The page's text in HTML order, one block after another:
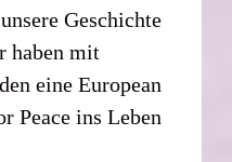
Geschichte
haben mit
eine European
Peace ins Leben